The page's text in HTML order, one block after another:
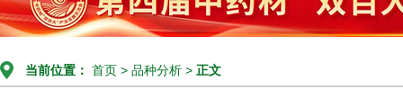
当前位置： 首页 > 品种分析 > 正文